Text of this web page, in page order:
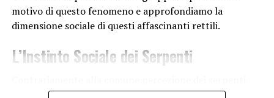
DON'T MISS
Perché si chiamano sardine?
motivo di questo fenomeno e approfondiamo la
dimensione sociale di questi affascinanti rettili.
L’Instinto Sociale dei Serpenti
creaturesolitarie e aggressive, molte specie